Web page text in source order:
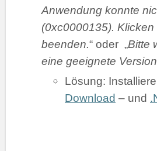
Anwendung konnte
(0xc0000135). Klicken
beenden.“ oder „Bitte
eine geeignete
Lösung:
Download – und